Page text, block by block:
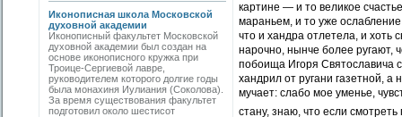
Иконописная школа Московской
духовной академии
Иконописный факультет Московской
духовной академии был создан на
основе иконописного кружка при
Троице-Сергиевой лавре,
руководителем которого долгие годы
была монахиня Иулиания (Соколова).
За время существования факультет
подготовил около шестисот
картине — и то великое
мараньем, и то уже
что и хандра отлетела, и хоть
нарочно, нынче более ругают,
побоища Игоря Святославича
хандрил от ругани газетной, а
мучает: слабо мое уменье,
стану, знаю, что если